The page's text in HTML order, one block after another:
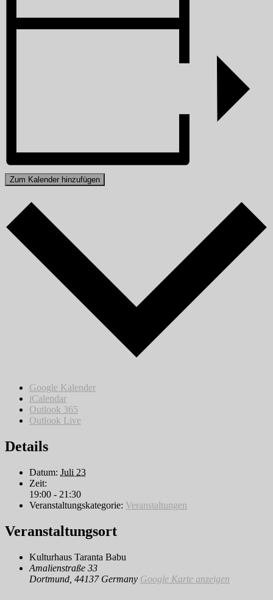
Zum Kalender hinzufügen
Google Kalender
iCalendar
Outlook 365
Outlook Live
Details
Datum: Juli 23
Zeit:
19:00 - 21:30
Veranstaltungskategorie: Veranstaltungen
Veranstaltungsort
Kulturhaus Taranta Babu
Amalienstraße 33
Dortmund 44137 Germany Google Karte anzeigen